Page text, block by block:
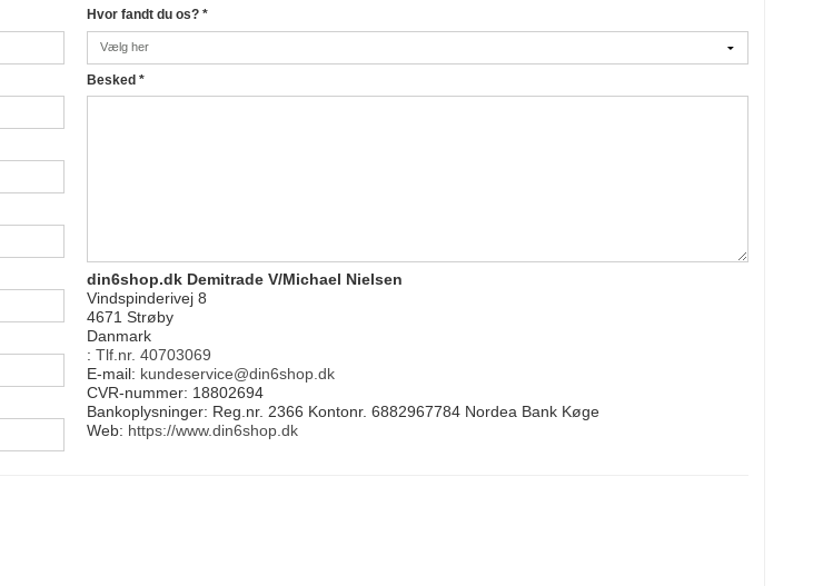
Hvor fandt du os? *
Besked *
din6shop.dk Demitrade V/Michael Nielsen
Vindspinderivej 8
4671 Strøby
Danmark
: Tlf.nr. 40703069
E-mail: kundeservice@din6shop.dk
CVR-nummer: 18802694
Bankoplysninger: Reg.nr. 2366 Kontonr. 6882967784 Nordea Bank Køge
Web: https://www.din6shop.dk